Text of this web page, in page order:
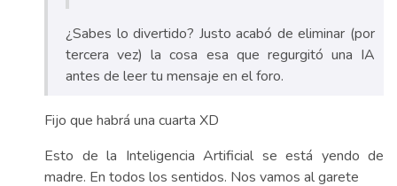
¿Sabes lo divertido? Justo acabó de eliminar (por
tercera vez) la cosa esa que regurgitó una IA
antes de leer tu mensaje en el foro.
Fijo que habrá una cuarta XD
Esto de la Inteligencia Artificial se está yendo de
madre. En todos los sentidos. Nos vamos al garete